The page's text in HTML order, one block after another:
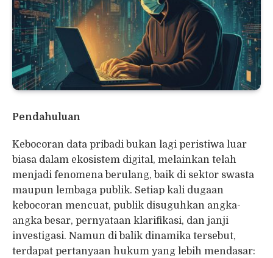
Pendahuluan
Kebocoran data pribadi bukan lagi peristiwa luar
biasa dalam ekosistem digital, melainkan telah
menjadi fenomena berulang, baik di sektor swasta
maupun lembaga publik. Setiap kali dugaan
kebocoran mencuat, publik disuguhkan angka-
angka besar, pernyataan klarifikasi, dan janji
investigasi. Namun di balik dinamika tersebut,
terdapat pertanyaan hukum yang lebih mendasar: